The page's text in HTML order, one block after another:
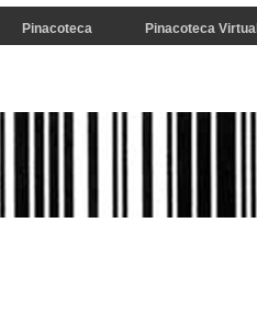
Pinacoteca Pinacoteca Virtual